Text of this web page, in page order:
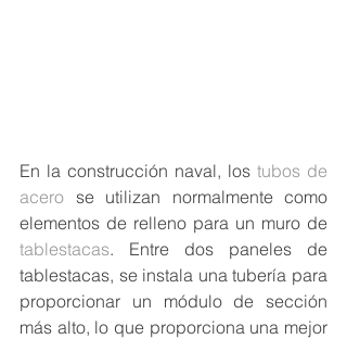
En la construcción naval, los tubos de
acero se utilizan normalmente como
tablestacas. Entre dos paneles de
tablestacas, se instala una tubería para
proporcionar un módulo de sección
más alto, lo que proporciona una mejor